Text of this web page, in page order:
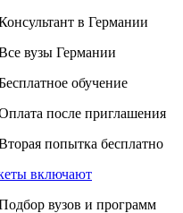
в Германии
вузы Германии
обучение
после приглашения
попытка бесплатно
включают
вузов и программ